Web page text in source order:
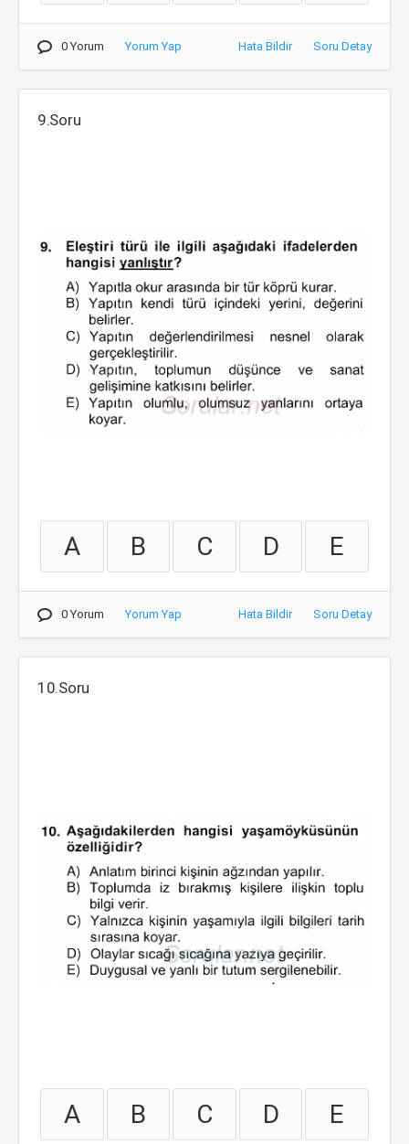
0 Yorum Yorum Yap Hata Bildir Soru Detay
9.Soru
A B C D E
0 Yorum Yorum Yap Hata Bildir Soru Detay
10.Soru
A B C D E